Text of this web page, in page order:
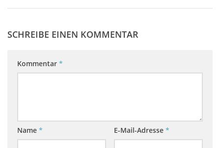
SCHREIBE EINEN KOMMENTAR
Kommentar *
Name * E-Mail-Adresse *